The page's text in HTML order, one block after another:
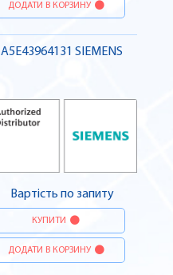
ДОДАТИ В КОРЗИНУ
A5E43964131 SIEMENS
Вартість по запиту
КУПИТИ
ДОДАТИ В КОРЗИНУ